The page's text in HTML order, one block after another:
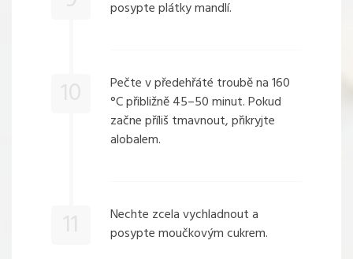
posypte plátky mandlí.
Pečte v předehřáté troubě na 160
°C přibližně 45–50 minut. Pokud
začne příliš tmavnout, přikryjte
alobalem.
Nechte zcela vychladnout a
posypte moučkovým cukrem.